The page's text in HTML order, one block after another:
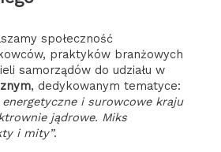
praktyków branżowych
samorządów do udziału w
, dedykowanym tematyce:
energetyczne i surowcowe kraju
jądrowe. Miks
i mity”.